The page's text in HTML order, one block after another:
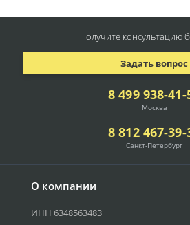
О компании
ИНН 6348563483
8 499 938-41-
Москва
8 812 467-39-
Санкт-Петербург
Задать вопрос
Получите консультацию